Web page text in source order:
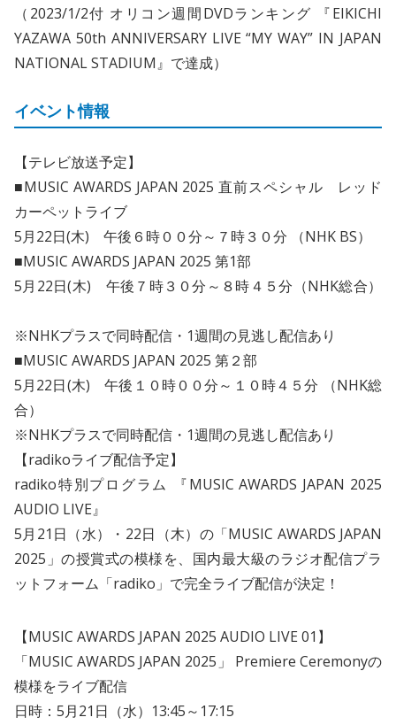
（2023/1/2付 オリコン週間DVDランキング 『EIKICHI
YAZAWA 50th ANNIVERSARY LIVE “MY WAY” IN JAPAN
NATIONAL STADIUM』で達成）
イベント情報
【テレビ放送予定】
■MUSIC AWARDS JAPAN 2025 直前スペシャル レッド
カーペットライブ
5月22日(木) 午後６時００分～７時３０分 （NHK BS）
■MUSIC AWARDS JAPAN 2025 第1部
5月22日(木) 午後７時３０分～８時４５分（NHK総合）
※NHKプラスで同時配信・1週間の見逃し配信あり
■MUSIC AWARDS JAPAN 2025 第２部
5月22日(木) 午後１０時００分～１０時４５分 （NHK総
合）
※NHKプラスで同時配信・1週間の見逃し配信あり
【radikoライブ配信予定】
radiko特別プログラム 『MUSIC AWARDS JAPAN 2025
AUDIO LIVE』
5月21日（水）・22日（木）の「MUSIC AWARDS JAPAN
2025」の授賞式の模様を、国内最大級のラジオ配信プラ
ットフォーム「radiko」で完全ライブ配信が決定！
【MUSIC AWARDS JAPAN 2025 AUDIO LIVE 01】
「MUSIC AWARDS JAPAN 2025」 Premiere Ceremonyの
模様をライブ配信
日時：5月21日（水）13:45～17:15